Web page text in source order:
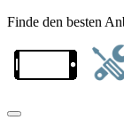
Finde den besten